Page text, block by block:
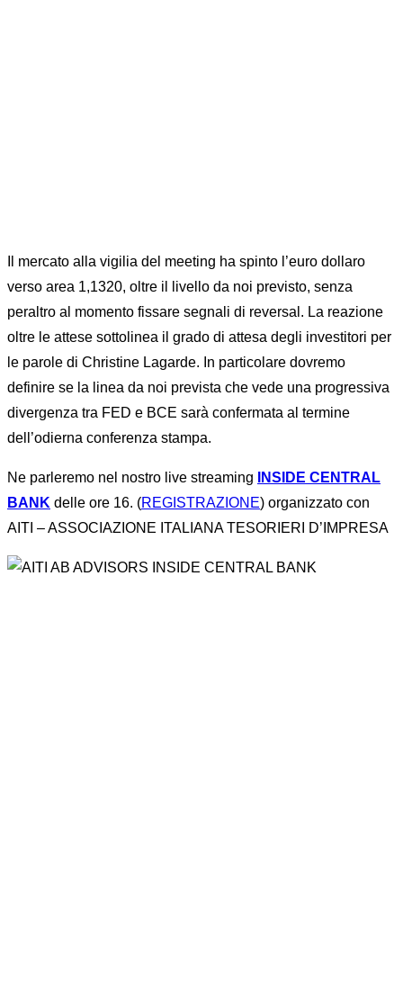
Il mercato alla vigilia del meeting ha spinto l’euro dollaro
verso area 1,1320, oltre il livello da noi previsto, senza
peraltro al momento fissare segnali di reversal. La reazione
oltre le attese sottolinea il grado di attesa degli investitori per
le parole di Christine Lagarde. In particolare dovremo
definire se la linea da noi prevista che vede una progressiva
divergenza tra FED e BCE sarà confermata al termine
dell’odierna conferenza stampa.
Ne parleremo nel nostro live streaming
INSIDE CENTRAL
BANK delle ore 16. (REGISTRAZIONE) organizzato con
AITI – ASSOCIAZIONE ITALIANA TESORIERI D’IMPRESA